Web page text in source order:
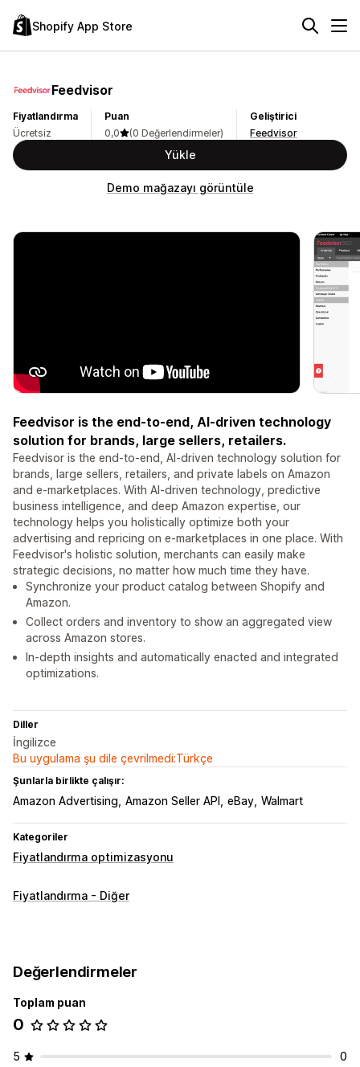
Shopify App Store
Feedvisor
Fiyatlandırma
Ücretsiz
Puan
0,0
(0 Değerlendirmeler)
Geliştirici
Feedvisor
Yükle
Demo mağazayı görüntüle
Feedvisor is the end-to-end, AI-driven technology
solution for brands, large sellers, retailers.
Feedvisor is the end-to-end, AI-driven technology solution for
brands, large sellers, retailers, and private labels on Amazon
and e-marketplaces. With AI-driven technology, predictive
business intelligence, and deep Amazon expertise, our
technology helps you holistically optimize both your
advertising and repricing on e-marketplaces in one place. With
Feedvisor's holistic solution, merchants can easily make
strategic decisions, no matter how much time they have.
Synchronize your product catalog between Shopify and
Amazon.
Collect orders and inventory to show an aggregated view
across Amazon stores.
In-depth insights and automatically enacted and integrated
optimizations.
Diller
İngilizce
Bu uygulama şu dile çevrilmedi:Türkçe
Şunlarla birlikte çalışır:
Amazon Advertising Amazon Seller API eBay Walmart
Kategoriler
Fiyatlandırma optimizasyonu
Fiyatlandırma - Diğer
Değerlendirmeler
Toplam puan
0
5
0